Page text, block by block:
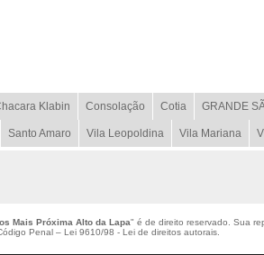
Klabin Consolação Cotia GRANDE
Santo Amaro Vila Leopoldina Vila Mariana
Mais Próxima Alto da Lapa" é de direito reservado. Sua
Penal – Lei 9610/98 - Lei de direitos autorais.